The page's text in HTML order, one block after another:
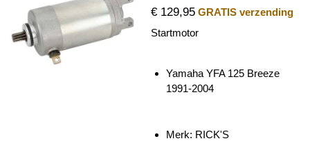
€ 129,95 GRATIS verzending
Startmotor
Yamaha YFA 125 Breeze
1991-2004
Merk: RICK'S